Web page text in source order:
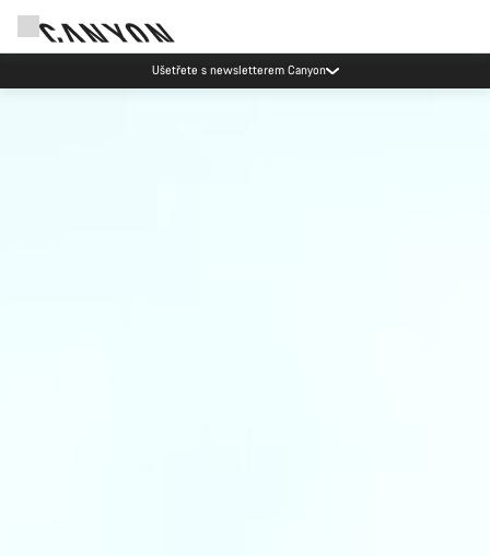
Ušetřete s newsletterem Canyon